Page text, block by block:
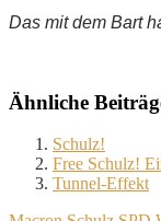
Das mit dem Bart
Ähnliche
Schulz!
Free Schulz!
Tunnel-Effekt